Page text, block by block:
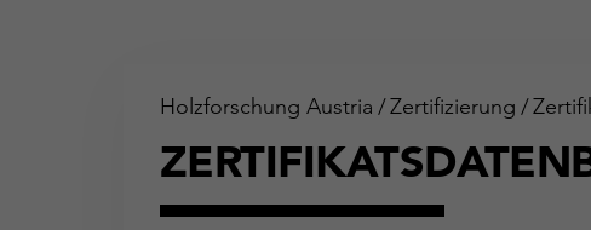
Holzforschung Austria /Zertifizierung /